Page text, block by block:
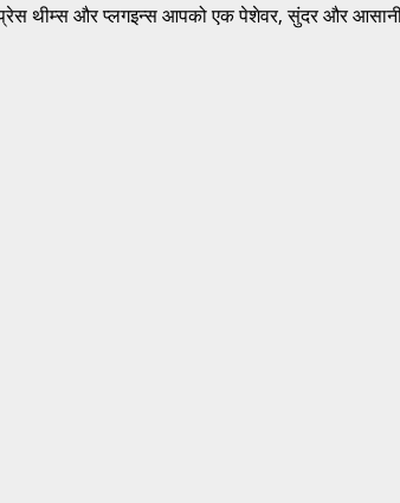
थीम्स और प्लगइन्स आपको एक पेशेवर, सुंदर और